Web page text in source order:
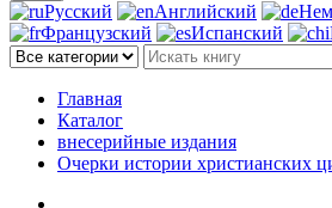
Русский Английский
Французский
Испанский
Главная
Каталог
внесерийные издания
Очерки истории христианских